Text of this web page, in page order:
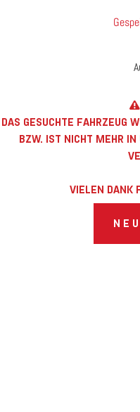
DAS GESUCHTE FAHRZEUG
BZW. IST NICHT MEHR IN
VIELEN DANK